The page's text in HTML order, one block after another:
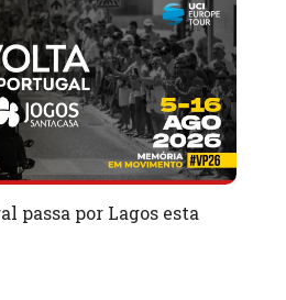
passa por Lagos esta